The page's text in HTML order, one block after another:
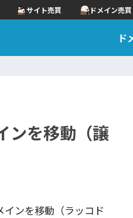
サイト売買 ドメイン売買
ド
ンを移動（譲
ンを移動（ラッコド